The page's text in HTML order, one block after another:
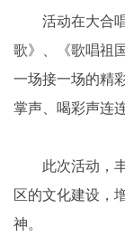
活动在大合唱
歌》、《歌唱祖
一场接一场的精
掌声、喝彩声连
此次活动，丰
区的文化建设，
神。